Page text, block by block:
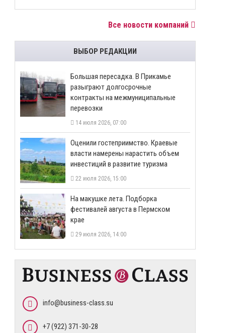
Все новости компаний
ВЫБОР РЕДАКЦИИ
Большая пересадка. В Прикамье
разыграют долгосрочные
контракты на межмуниципальные
перевозки
14 июля 2026, 07:00
Оценили гостеприимство. Краевые
власти намерены нарастить объем
инвестиций в развитие туризма
22 июля 2026, 15:00
На макушке лета. Подборка
фестивалей августа в Пермском
крае
29 июля 2026, 14:00
info@business-class.su
+7 (922) 371-30-28